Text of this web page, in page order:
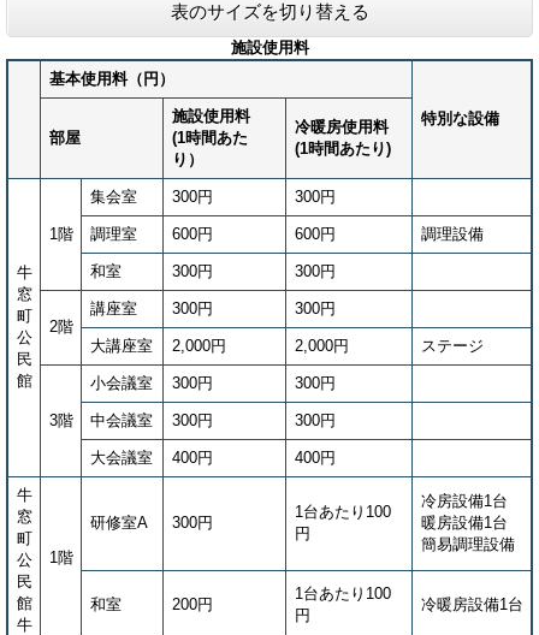
表のサイズを切り替える
施設使用料
基本使用料（円）
特別な設備
部屋
施設使用料
(1時間あた
り）
冷暖房使用料
(1時間あたり)
牛
窓
町
公
民
館
1階
集会室 300円 300円
調理室 600円 600円 調理設備
和室 300円 300円
2階
講座室 300円 300円
大講座室 2,000円 2,000円 ステージ
3階
小会議室 300円 300円
中会議室 300円 300円
大会議室 400円 400円
牛
窓
町
公
民
館
牛
1階
研修室A 300円
1台あたり100
円
冷房設備1台
暖房設備1台
簡易調理設備
和室 200円
1台あたり100
円
冷暖房設備1台